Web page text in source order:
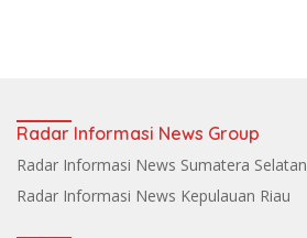
Radar Informasi News Group
Radar Informasi News Sumatera Selatan
Radar Informasi News Kepulauan Riau